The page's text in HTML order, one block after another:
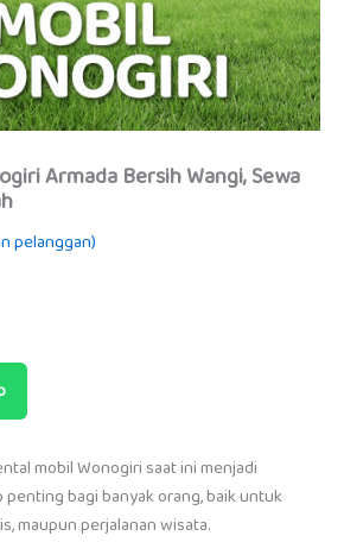
Armada Bersih Wangi, Sewa
pelanggan)
mobil Wonogiri saat ini menjadi
bagi banyak orang, baik untuk
maupun perjalanan wisata.